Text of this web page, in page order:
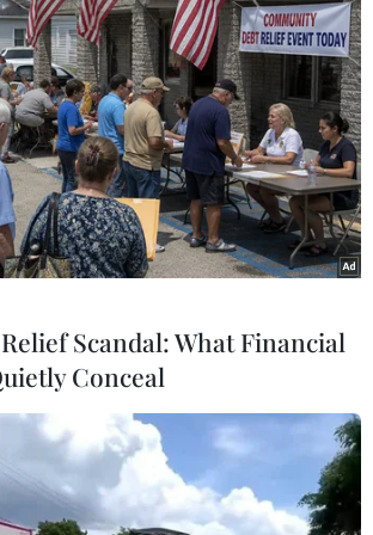
máy #Trẻ sơ sinh
#Phóng xạ
Scandal: What Financial
Conceal